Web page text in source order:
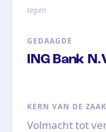
tegen
GEDAAGDE
ING Bank
KERN VAN DE ZAAK
Volmacht tot